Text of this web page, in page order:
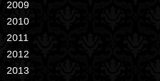
2009
2010
2011
2012
2013